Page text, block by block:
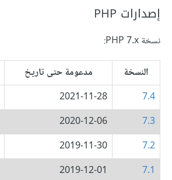
إصدارات PHP
نسخة PHP 7.x:
النسخة
مدعومة حتى تاريخ
7.4
2021-11-28
7.3
2020-12-06
7.2
2019-11-30
7.1
2019-12-01